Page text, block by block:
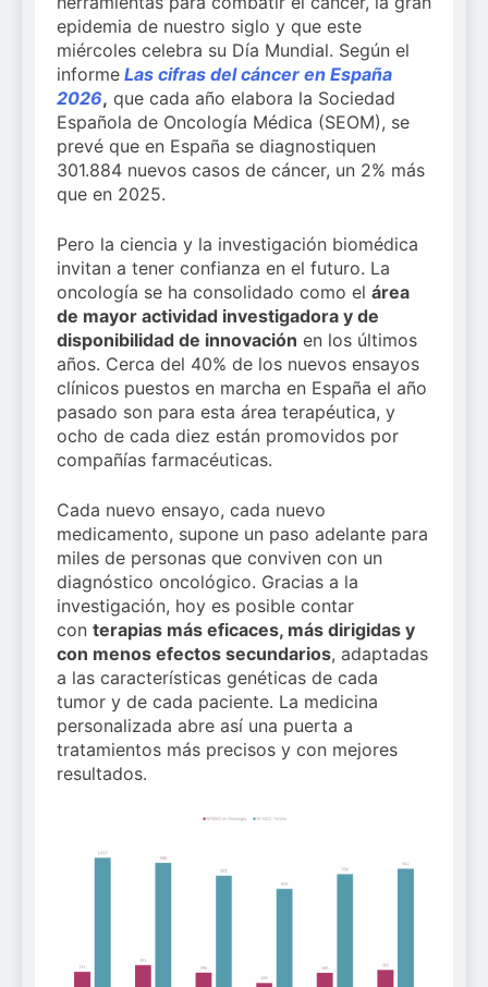
estratégica y
modernización
para el SNS
bienestar
muscular del
deportista
el primer
análisis
nacional sobre
la situación de
las TCAE en
España
2 Semanas Atrás
epidemia de nuestro siglo y que este
miércoles celebra su Día Mundial. Según el
informe Las cifras del cáncer en España
2026, que cada año elabora la Sociedad
Española de Oncología Médica (SEOM), se
prevé que en España se diagnostiquen
301.884 nuevos casos de cáncer, un 2% más
que en 2025.
Pero la ciencia y la investigación biomédica
invitan a tener confianza en el futuro. La
oncología se ha consolidado como el área
de mayor actividad investigadora y de
disponibilidad de innovación en los últimos
años. Cerca del 40% de los nuevos ensayos
clínicos puestos en marcha en España el año
pasado son para esta área terapéutica, y
ocho de cada diez están promovidos por
compañías farmacéuticas.
Cada nuevo ensayo, cada nuevo
medicamento, supone un paso adelante para
miles de personas que conviven con un
diagnóstico oncológico. Gracias a la
investigación, hoy es posible contar
con terapias más eficaces, más dirigidas y
con menos efectos secundarios, adaptadas
a las características genéticas de cada
tumor y de cada paciente. La medicina
personalizada abre así una puerta a
tratamientos más precisos y con mejores
resultados.